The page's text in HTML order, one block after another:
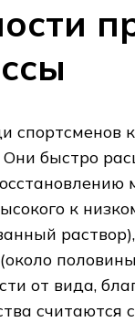
спортсменов
быстро
к
от вида,